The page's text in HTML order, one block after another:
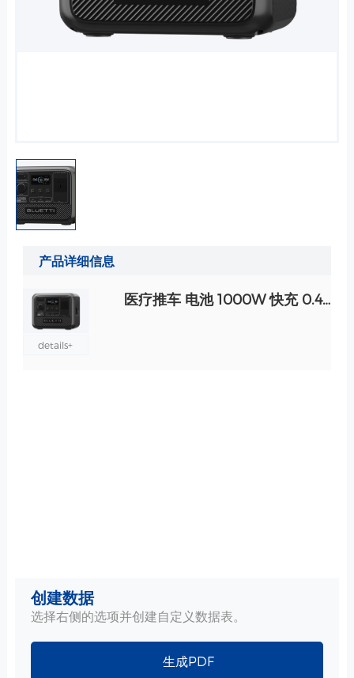
产品详细信息
details+
医疗推车 电池 1000W 快充 0.448度电 AC50B 220V 磷酸铁锂 规格
创建数据
选择右侧的选项并创建自定义数据表。
生成PDF